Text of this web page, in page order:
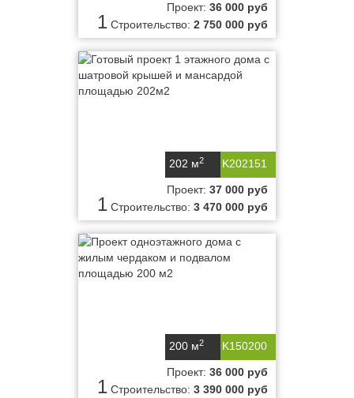
1
Проект: 36 000 руб
Строительство: 2 750 000 руб
K202151
202 м2
1
Проект: 37 000 руб
Строительство: 3 470 000 руб
K150200
200 м2
1
Проект: 36 000 руб
Строительство: 3 390 000 руб